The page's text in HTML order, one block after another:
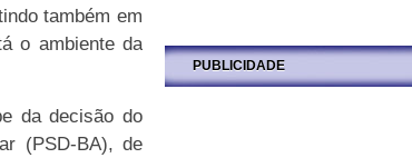
também em
o ambiente da
da decisão do
(PSD-BA), de
PUBLICIDADE